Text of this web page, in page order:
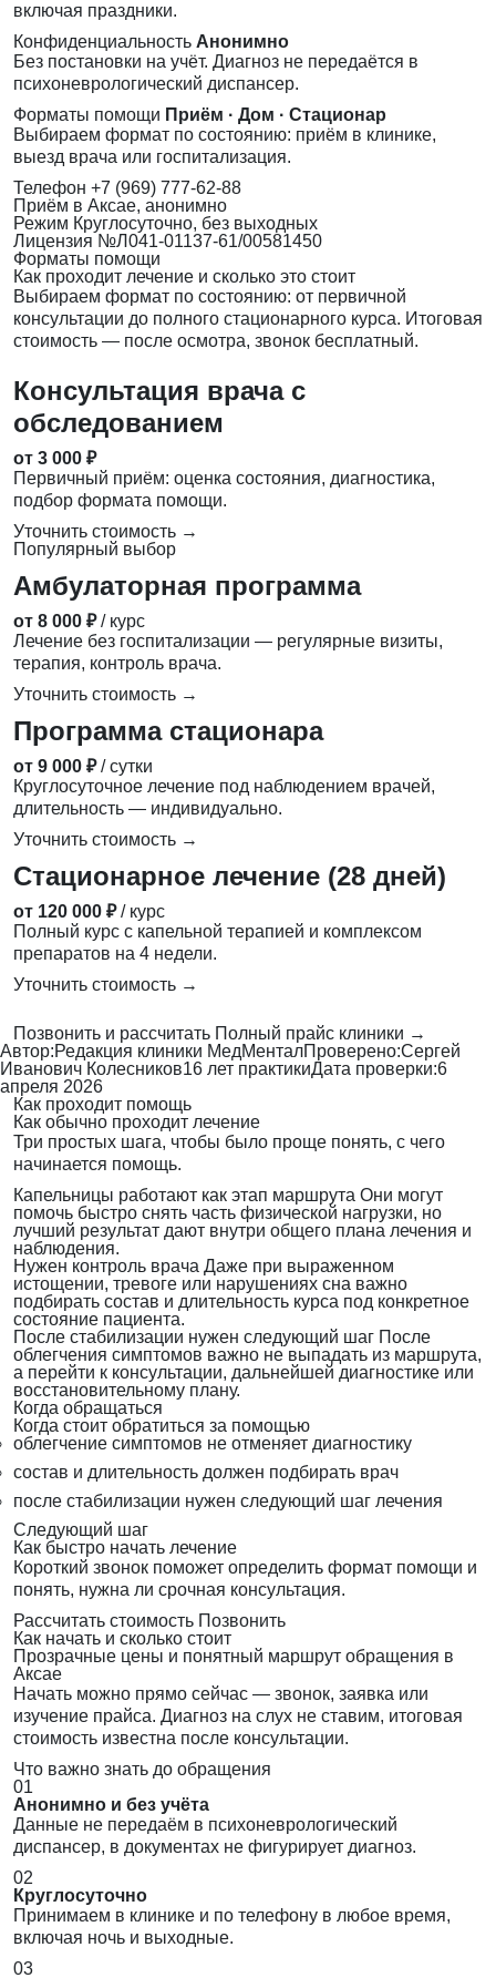
включая праздники.
Конфиденциальность Анонимно
Без постановки на учёт. Диагноз не передаётся в
психоневрологический диспансер.
Форматы помощи Приём · Дом · Стационар
Выбираем формат по состоянию: приём в клинике,
выезд врача или госпитализация.
Телефон +7 (969) 777-62-88
Приём в Аксае, анонимно
Режим Круглосуточно, без выходных
Лицензия №Л041-01137-61/00581450
Форматы помощи
Как проходит лечение и сколько это стоит
Выбираем формат по состоянию: от первичной
консультации до полного стационарного курса. Итоговая
стоимость — после осмотра, звонок бесплатный.
Консультация врача с
обследованием
от 3 000 ₽
Первичный приём: оценка состояния, диагностика,
подбор формата помощи.
Уточнить стоимость →
Популярный выбор
Амбулаторная программа
от 8 000 ₽ / курс
Лечение без госпитализации — регулярные визиты,
терапия, контроль врача.
Уточнить стоимость →
Программа стационара
от 9 000 ₽ / сутки
Круглосуточное лечение под наблюдением врачей,
длительность — индивидуально.
Уточнить стоимость →
Стационарное лечение (28 дней)
от 120 000 ₽ / курс
Полный курс с капельной терапией и комплексом
препаратов на 4 недели.
Уточнить стоимость →
Позвонить и рассчитать Полный прайс клиники →
Автор:Редакция клиники МедМенталПроверено:Сергей
Иванович Колесников16 лет практикиДата проверки:6
апреля 2026
Как проходит помощь
Как обычно проходит лечение
Три простых шага, чтобы было проще понять, с чего
начинается помощь.
Капельницы работают как этап маршрута Они могут
помочь быстро снять часть физической нагрузки, но
лучший результат дают внутри общего плана лечения и
наблюдения.
Нужен контроль врача Даже при выраженном
истощении, тревоге или нарушениях сна важно
подбирать состав и длительность курса под конкретное
состояние пациента.
После стабилизации нужен следующий шаг После
облегчения симптомов важно не выпадать из маршрута,
а перейти к консультации, дальнейшей диагностике или
восстановительному плану.
Когда обращаться
Когда стоит обратиться за помощью
облегчение симптомов не отменяет диагностику
состав и длительность должен подбирать врач
после стабилизации нужен следующий шаг лечения
Следующий шаг
Как быстро начать лечение
Короткий звонок поможет определить формат помощи и
понять, нужна ли срочная консультация.
Рассчитать стоимость Позвонить
Как начать и сколько стоит
Прозрачные цены и понятный маршрут обращения в
Аксае
Начать можно прямо сейчас — звонок, заявка или
изучение прайса. Диагноз на слух не ставим, итоговая
стоимость известна после консультации.
Что важно знать до обращения
01
Анонимно и без учёта
Данные не передаём в психоневрологический
диспансер, в документах не фигурирует диагноз.
02
Круглосуточно
Принимаем в клинике и по телефону в любое время,
включая ночь и выходные.
03